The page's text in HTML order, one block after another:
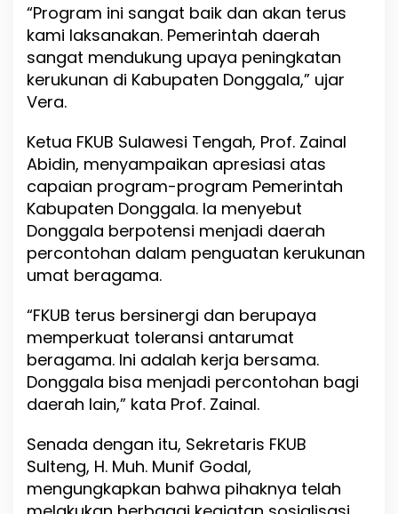
r
a
i
B
g
a
m
a
“Program ini sangat baik dan akan terus
kami laksanakan. Pemerintah daerah
sangat mendukung upaya peningkatan
kerukunan di Kabupaten Donggala,” ujar
Vera.
Ketua FKUB Sulawesi Tengah, Prof. Zainal
Abidin, menyampaikan apresiasi atas
capaian program-program Pemerintah
Kabupaten Donggala. Ia menyebut
Donggala berpotensi menjadi daerah
percontohan dalam penguatan kerukunan
umat beragama.
“FKUB terus bersinergi dan berupaya
memperkuat toleransi antarumat
beragama. Ini adalah kerja bersama.
Donggala bisa menjadi percontohan bagi
daerah lain,” kata Prof. Zainal.
Senada dengan itu, Sekretaris FKUB
Sulteng, H. Muh. Munif Godal,
mengungkapkan bahwa pihaknya telah